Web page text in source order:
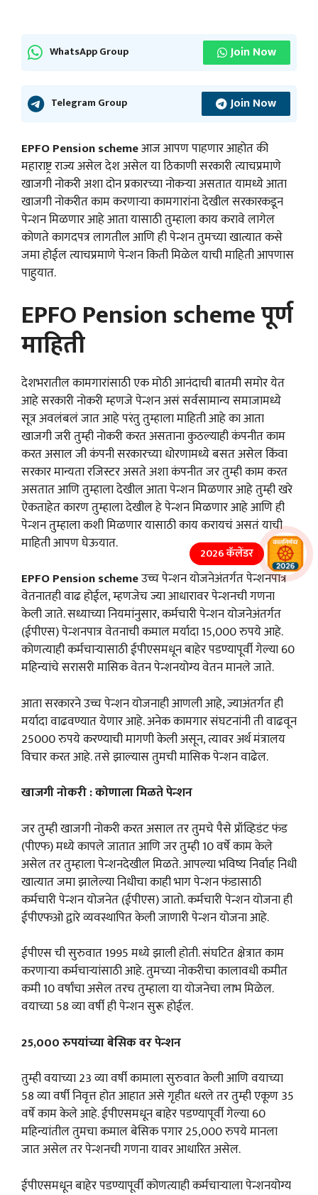
WhatsApp Group Join Now
Telegram Group Join Now
EPFO Pension schemeआज आपण पाहणार आहोत की
महाराष्ट्र राज्य असेल देश असेल या ठिकाणी सरकारी त्याचप्रमाणे
खाजगी नोकरी अशा दोन प्रकारच्या नोकऱ्या असतात यामध्ये आता
खाजगी नोकरीत काम करणाऱ्या कामगारांना देखील सरकारकडून
पेन्शन मिळणार आहे आता यासाठी तुम्हाला काय करावे लागेल
कोणते कागदपत्र लागतील आणि ही पेन्शन तुमच्या खात्यात कसे
जमा होईल त्याचप्रमाणे पेन्शन किती मिळेल याची माहिती आपणास
पाहुयात.
EPFO Pension scheme पूर्ण
माहिती
देशभरातील कामगारांसाठी एक मोठी आनंदाची बातमी समोर येत
आहे सरकारी नोकरी म्हणजे पेन्शन असं सर्वसामान्य समाजामध्ये
सूत्र अवलंबलं जात आहे परंतु तुम्हाला माहिती आहे का आता
खाजगी जरी तुम्ही नोकरी करत असताना कुठल्याही कंपनीत काम
करत असाल जी कंपनी सरकारच्या धोरणामध्ये बसत असेल किंवा
सरकार मान्यता रजिस्टर असते अशा कंपनीत जर तुम्ही काम करत
असतात आणि तुम्हाला देखील आता पेन्शन मिळणार आहे तुम्ही खरे
ऐकताहेत कारण तुम्हाला देखील हे पेन्शन मिळणार आहे आणि ही
पेन्शन तुम्हाला कशी मिळणार यासाठी काय करायचं असतं याची
माहिती आपण घेऊयात.
EPFO Pension schemeउच्च पेन्शन योजनेअंतर्गत पेन्शनपात्र
वेतनातही वाढ होईल, म्हणजेच ज्या आधारावर पेन्शनची गणना
केली जाते. सध्याच्या नियमांनुसार, कर्मचारी पेन्शन योजनेअंतर्गत
(ईपीएस) पेन्शनपात्र वेतनाची कमाल मर्यादा 15,000 रुपये आहे.
कोणत्याही कर्मचाऱ्यासाठी ईपीएसमधून बाहेर पडण्यापूर्वी गेल्या 60
महिन्यांचे सरासरी मासिक वेतन पेन्शनयोग्य वेतन मानले जाते.
आता सरकारने उच्च पेन्शन योजनाही आणली आहे, ज्याअंतर्गत ही
मर्यादा वाढवण्यात येणार आहे. अनेक कामगार संघटनांनी ती वाढवून
25000 रुपये करण्याची मागणी केली असून, त्यावर अर्थ मंत्रालय
विचार करत आहे. तसे झाल्यास तुमची मासिक पेन्शन वाढेल.
खाजगी नोकरी : कोणाला मिळते पेन्शन
जर तुम्ही खाजगी नोकरी करत असाल तर तुमचे पैसे प्रॉव्हिडंट फंड
(पीएफ) मध्ये कापले जातात आणि जर तुम्ही 10 वर्षे काम केले
असेल तर तुम्हाला पेन्शनदेखील मिळते. आपल्या भविष्य निर्वाह निधी
खात्यात जमा झालेल्या निधीचा काही भाग पेन्शन फंडासाठी
कर्मचारी पेन्शन योजनेत (ईपीएस) जातो. कर्मचारी पेन्शन योजना ही
ईपीएफओ द्वारे व्यवस्थापित केली जाणारी पेन्शन योजना आहे.
ईपीएस ची सुरुवात 1995 मध्ये झाली होती. संघटित क्षेत्रात काम
करणाऱ्या कर्मचाऱ्यांसाठी आहे. तुमच्या नोकरीचा कालावधी कमीत
कमी 10 वर्षांचा असेल तरच तुम्हाला या योजनेचा लाभ मिळेल.
वयाच्या 58 व्या वर्षी ही पेन्शन सुरू होईल.
25,000 रुपयांच्या बेसिक वर पेन्शन
तुम्ही वयाच्या 23 व्या वर्षी कामाला सुरुवात केली आणि वयाच्या
58 व्या वर्षी निवृत्त होत आहात असे गृहीत धरले तर तुम्ही एकूण 35
वर्षे काम केले आहे. ईपीएसमधून बाहेर पडण्यापूर्वी गेल्या 60
महिन्यांतील तुमचा कमाल बेसिक पगार 25,000 रुपये मानला
जात असेल तर पेन्शनची गणना यावर आधारित असेल.
ईपीएसमधून बाहेर पडण्यापूर्वी कोणत्याही कर्मचाऱ्याला पेन्शनयोग्य
2026 कॅलेंडर